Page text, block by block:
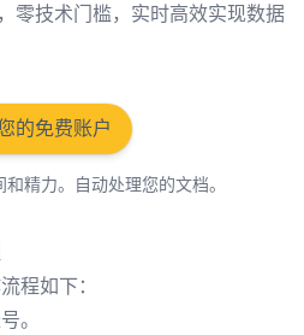
零技术门槛，实时高效实现数据
的免费账户
精力。自动处理您的文档。
程如下：
。